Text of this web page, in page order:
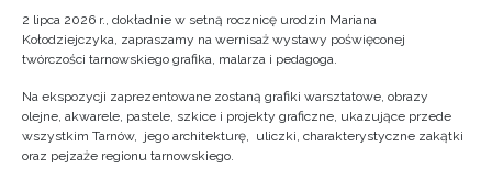
2 lipca 2026 r., dokładnie w setną rocznicę urodzin Mariana
Kołodziejczyka, zapraszamy na wernisaż wystawy poświęconej
twórczości tarnowskiego grafika, malarza i pedagoga.
Na ekspozycji zaprezentowane zostaną grafiki warsztatowe, obrazy
olejne, akwarele, pastele, szkice i projekty graficzne, ukazujące przede
wszystkim Tarnów, jego architekturę, uliczki, charakterystyczne zakątki
oraz pejzaże regionu tarnowskiego.